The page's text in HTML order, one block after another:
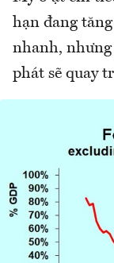
hạn đang
nhanh,
phát sẽ quay